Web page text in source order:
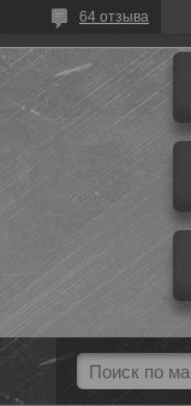
64 отзыва